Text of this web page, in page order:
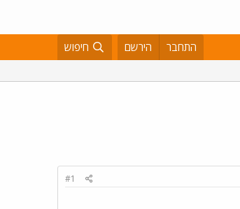
התחבר הירשם חיפוש
#1